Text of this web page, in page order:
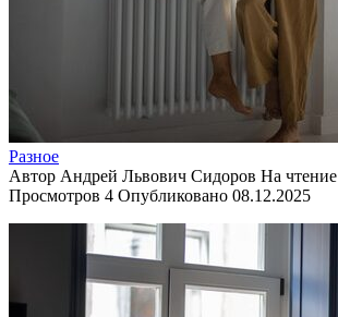
Разное
Автор Андрей Львович Сидоров На чтение
Просмотров 4 Опубликовано 08.12.2025